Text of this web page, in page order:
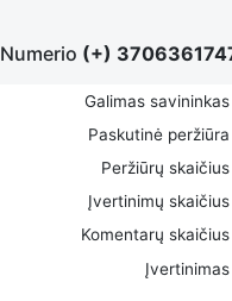
Numerio (+)
Galimas savininkas
Paskutinė peržiūra
Peržiūrų skaičius
Įvertinimų skaičius
Komentarų skaičius
Įvertinimas